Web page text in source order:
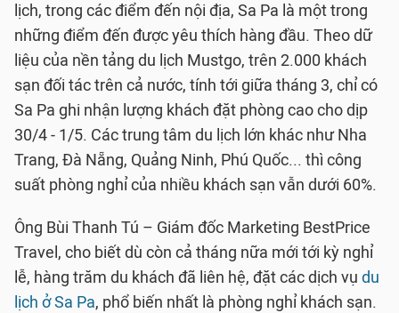
lịch, trong các điểm đến nội địa, Sa Pa là một trong
những điểm đến được yêu thích hàng đầu. Theo dữ
liệu của nền tảng du lịch Mustgo, trên 2.000 khách
sạn đối tác trên cả nước, tính tới giữa tháng 3, chỉ có
Sa Pa ghi nhận lượng khách đặt phòng cao cho dịp
30/4 - 1/5. Các trung tâm du lịch lớn khác như Nha
Trang, Đà Nẵng, Quảng Ninh, Phú Quốc... thì công
suất phòng nghỉ của nhiều khách sạn vẫn dưới 60%.
Ông Bùi Thanh Tú – Giám đốc Marketing BestPrice
Travel, cho biết dù còn cả tháng nữa mới tới kỳ nghỉ
lễ, hàng trăm du khách đã liên hệ, đặt các dịch vụ du
lịch ở Sa Pa, phổ biến nhất là phòng nghỉ khách sạn.